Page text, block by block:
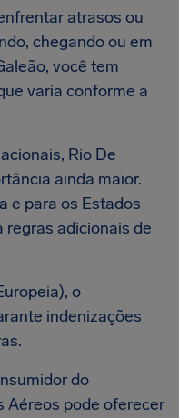
atrasos ou
chegando ou em
você tem
varia conforme a
Rio De
ainda maior.
e para os Estados
regras adicionais de
o
indenizações
do
Aéreos pode oferecer